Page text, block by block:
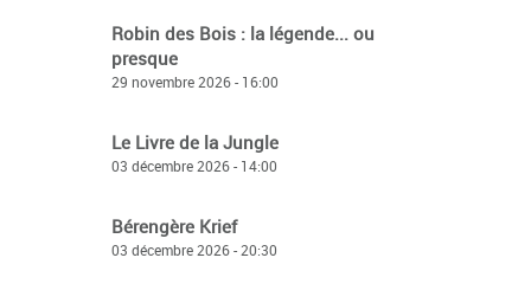
Robin des Bois : la légende... ou
presque
29 novembre 2026 - 16:00
Le Livre de la Jungle
03 décembre 2026 - 14:00
Bérengère Krief
03 décembre 2026 - 20:30